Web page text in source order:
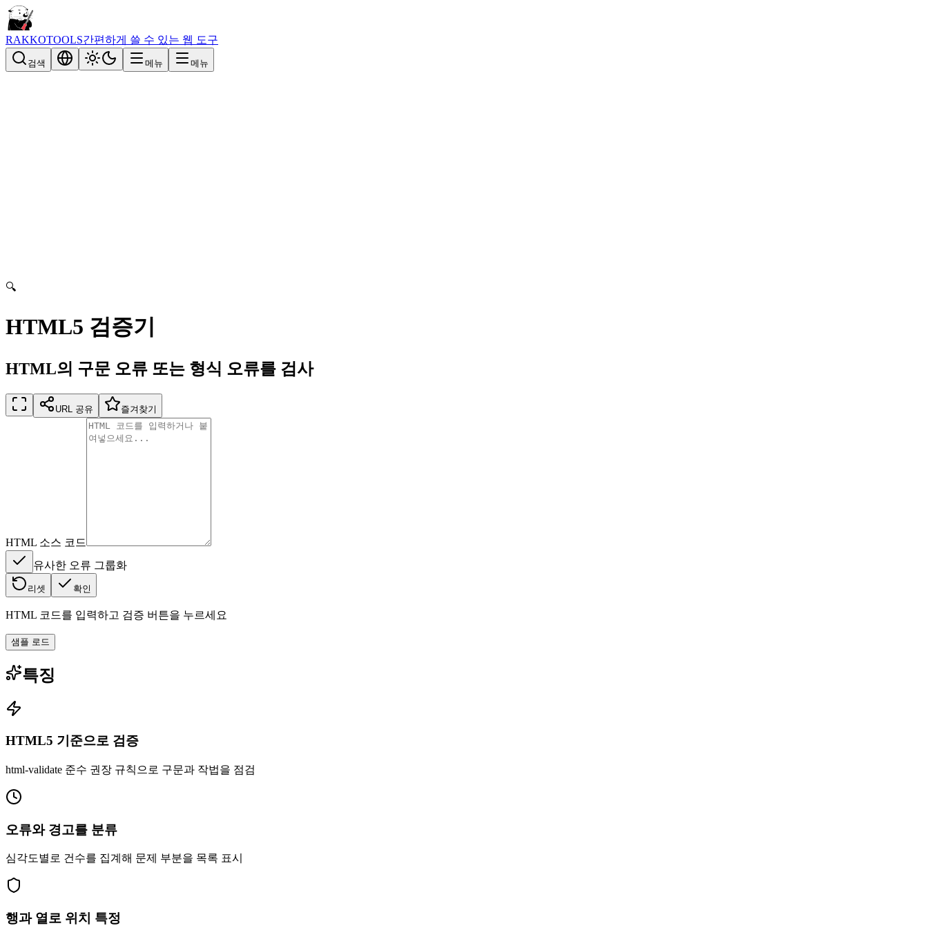
RAKKOTOOLS간편하게 쓸 수 있는 웹 도구
검색 메뉴 메뉴
🔍
HTML5 검증기
HTML의 구문 오류 또는 형식 오류를 검사
URL 공유 즐겨찾기
HTML 소스 코드
유사한 오류 그룹화
리셋 확인
HTML 코드를 입력하고 검증 버튼을 누르세요
샘플 로드
특징
HTML5 기준으로 검증
html-validate 준수 권장 규칙으로 구문과 작법을 점검
오류와 경고를 분류
심각도별로 건수를 집계해 문제 부분을 목록 표시
행과 열로 위치 특정